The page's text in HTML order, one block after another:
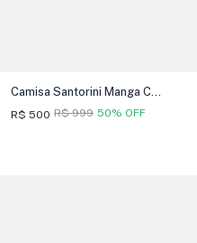
Camisa Santorini Manga Curta
R$ 500 50% OFF
R$ 999